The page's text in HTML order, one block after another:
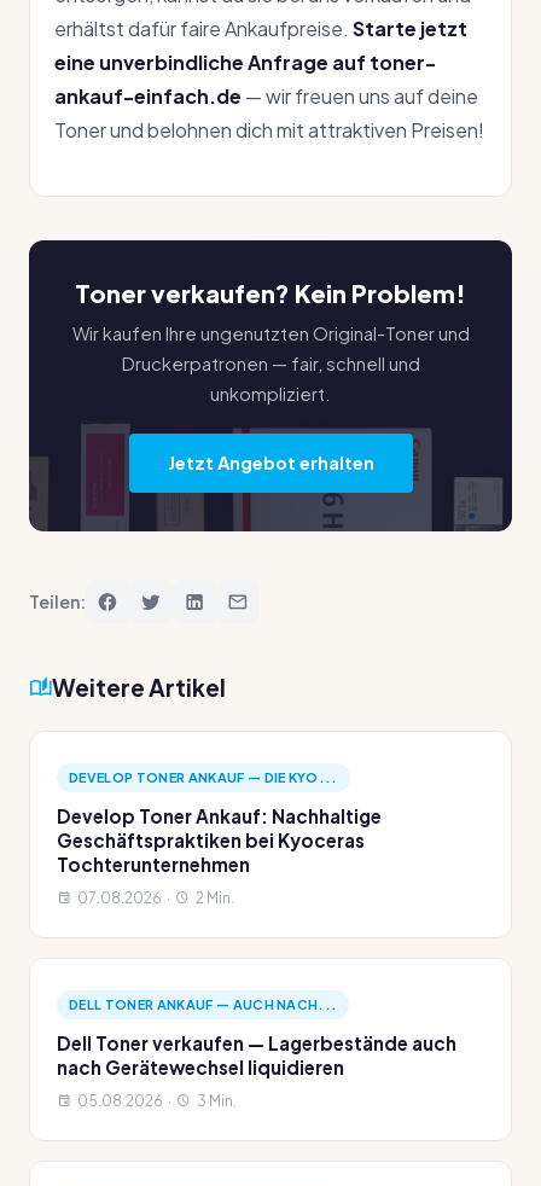
erhältst dafür faire Ankaufpreise. Starte jetzt
eine unverbindliche Anfrage auf toner-
ankauf-einfach.de — wir freuen uns auf deine
Toner und belohnen dich mit attraktiven Preisen!
Toner verkaufen? Kein Problem!
Wir kaufen Ihre ungenutzten Original-Toner und
Druckerpatronen — fair, schnell und
unkompliziert.
Jetzt Angebot erhalten
Teilen:
Weitere Artikel
DEVELOP TONER ANKAUF — DIE KYO...
Develop Toner Ankauf: Nachhaltige
Geschäftspraktiken bei Kyoceras
Tochterunternehmen
07.08.2026 · 2 Min.
DELL TONER ANKAUF — AUCH NACH...
Dell Toner verkaufen — Lagerbestände auch
nach Gerätewechsel liquidieren
05.08.2026 · 3 Min.